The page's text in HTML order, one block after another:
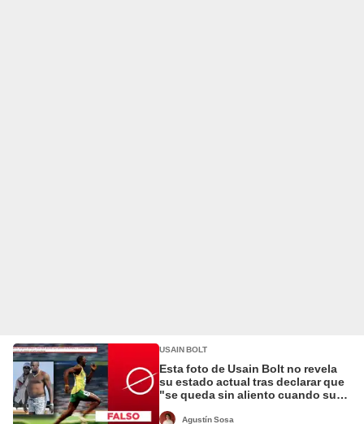
USAIN BOLT
Esta foto de Usain Bolt no revela
su estado actual tras declarar que
"se queda sin aliento cuando sube
Agustín Sosa